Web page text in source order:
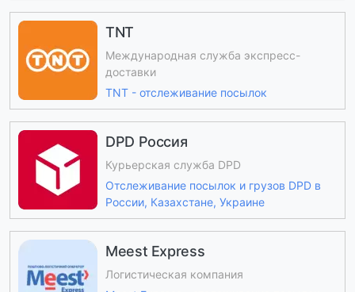
TNT
Международная служба экспресс-
доставки
TNT - отслеживание посылок
DPD Россия
Курьерская служба DPD
Отслеживание посылок и грузов DPD в
России, Казахстане, Украине
Meest Express
Логистическая компания